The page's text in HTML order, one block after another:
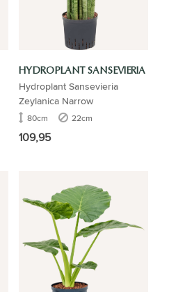
HYDROPLANT SANSEVIERIA
Hydroplant Sansevieria
Zeylanica Narrow
80cm 22cm
109,95